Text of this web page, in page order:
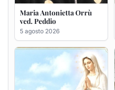
Rosa Maria Usai ved.
D'Attellis
5 agosto 2026